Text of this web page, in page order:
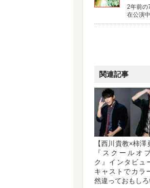
2年前の
在公演
関連記事
【西川貴教×柿澤
『スクールオ
ク』インタビュ
キャストでカラ
然違っておもしろ